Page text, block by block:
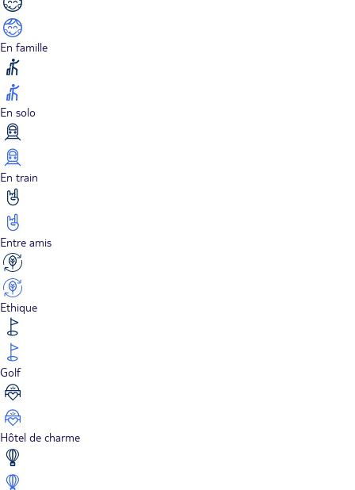
En famille
En solo
En train
Entre amis
Ethique
Golf
Hôtel de charme